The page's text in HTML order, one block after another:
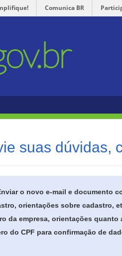
Comunica BR
suas dúvidas,
o novo e-mail e documento
orientações sobre cadastro,
da empresa, orientações quanto
do CPF para confirmação de